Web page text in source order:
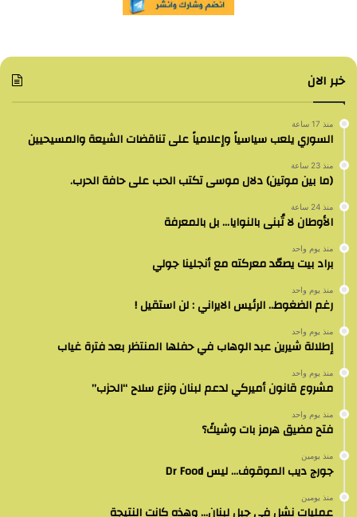
خبر الان
منذ 17 ساعة
السوري يلعب سياسياً وإعلامياً على تناقضات الشيعة والمسيحيين
منذ 23 ساعة
(ما بين موتين) دلال موسى تكتب الحب على حافة الحرب.
منذ 24 ساعة
الأوطان لا تُبنى بالنوايا… بل بالمعرفة
منذ يوم واحد
براد بيت يصعّد معركته مع أنجلينا جولي
منذ يوم واحد
رغم الضغوط.. الرئيس الايراني : لن استقيل !
منذ يوم واحد
إطلالة شيرين عبد الوهاب في حفلها المنتظر بعد فترة غياب
منذ يوم واحد
مشروع قانون أميركي لدعم لبنان ونزع سلاح “الحزب”
منذ يوم واحد
فتح مضيق هرمز بات وشيكً؟
منذ يومين
جورج ديب الموقوف… ليس Dr Food
منذ يومين